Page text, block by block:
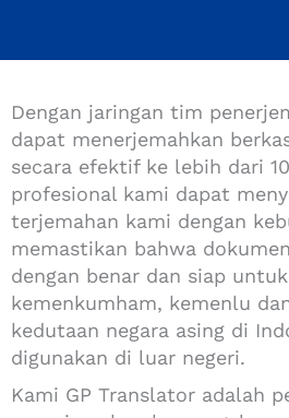
Dengan jaringan tim
dapat menerjemahkan
secara efektif ke lebih dari
profesional kami dapat
terjemahan kami dengan
memastikan bahwa
dengan benar dan siap
kemenkumham, kemenlu
kedutaan negara asing di
digunakan di luar negeri.
Kami GP Translator adalah